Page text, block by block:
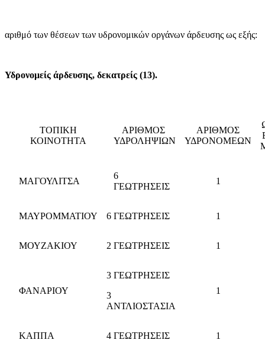
αριθμό των θέσεων των υδρονομικών οργάνων άρδευσης ως εξής:
Υδρονομείς άρδευσης, δεκατρείς (13).
ΤΟΠΙΚΗ
ΚΟΙΝΟΤΗΤΑ
ΑΡΙΘΜΟΣ
ΥΔΡΟΛΗΨΙΩΝ
ΑΡΙΘΜΟΣ
ΥΔΡΟΝΟΜΕΩΝ
ΜΑΓΟΥΛΙΤΣΑ
6
ΓΕΩΤΡΗΣΕΙΣ
1
ΜΑΥΡΟΜΜΑΤΙΟΥ 6 ΓΕΩΤΡΗΣΕΙΣ 1
ΜΟΥΖΑΚΙΟΥ 2 ΓΕΩΤΡΗΣΕΙΣ 1
ΦΑΝΑΡΙΟΥ
3 ΓΕΩΤΡΗΣΕΙΣ
3
ΑΝΤΛΙΟΣΤΑΣΙΑ
1
ΚΑΠΠΑ 4 ΓΕΩΤΡΗΣΕΙΣ 1